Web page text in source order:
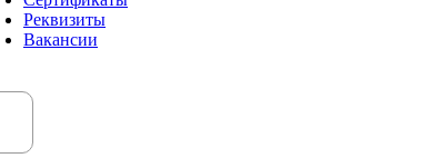
Реквизиты
Вакансии